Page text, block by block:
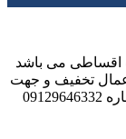
اقساطی می باشد
تخفیف و جهت
استعلام موجودی و اطلاع از محصولات با شماره 09129646332